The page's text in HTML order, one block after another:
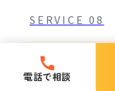
SERVICE 08
電話で相談